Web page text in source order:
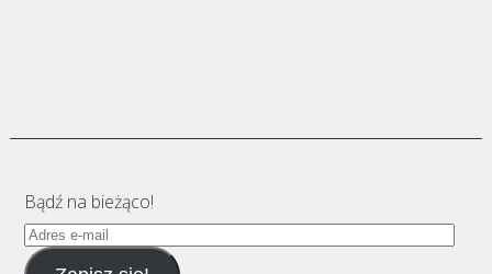
Bądź na bieżąco!
Adres
e-